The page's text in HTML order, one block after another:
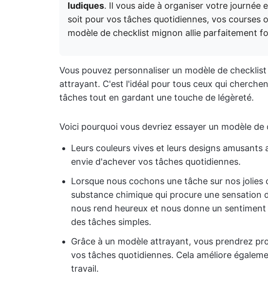
ludiques. Il vous aide à organiser votre journée
soit pour vos tâches quotidiennes, vos courses
modèle de checklist mignon allie parfaitement
Vous pouvez personnaliser un modèle de
attrayant. C'est l'idéal pour tous ceux qui
tâches tout en gardant une touche de légèreté.
Voici pourquoi vous devriez essayer un modèle
Leurs couleurs vives et leurs designs
envie d'achever vos tâches quotidiennes.
Lorsque nous cochons une tâche sur nos
substance chimique qui procure une sensation
nous rend heureux et nous donne un
des tâches simples.
Grâce à un modèle attrayant, vous prendrez
vos tâches quotidiennes. Cela améliore
travail.